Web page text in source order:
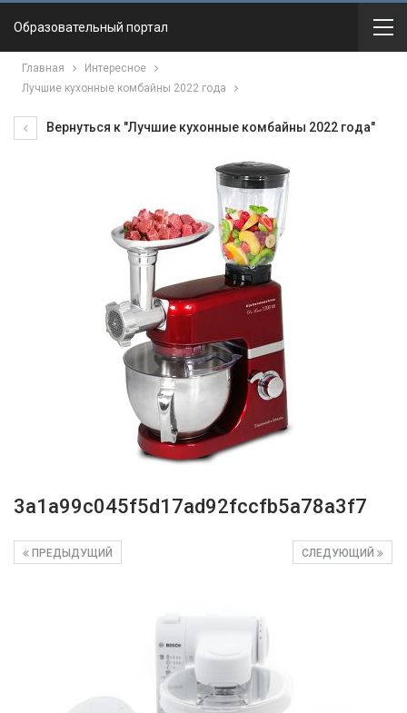
Образовательный портал
Главная
Интересное
Лучшие кухонные комбайны 2022 года
Вернуться к "Лучшие кухонные комбайны 2022 года"
3a1a99c045f5d17ad92fccfb5a78a3f7
СЛЕДУЮЩИЙ
ПРЕДЫДУЩИЙ